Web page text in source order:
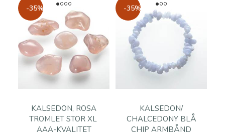
-35%
KALSEDON, ROSA
TROMLET STOR XL
AAA-KVALITET
-35%
KALSEDON/
CHALCEDONY BLÅ
CHIP ARMBÅND